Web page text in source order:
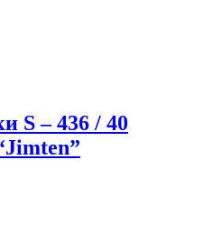
S – 436 / 40